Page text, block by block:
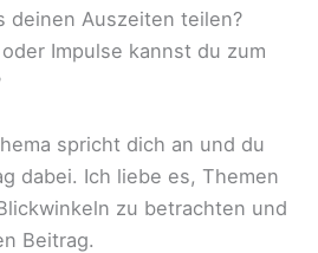
deinen Auszeiten teilen?
Impulse kannst du zum
spricht dich an und du
dabei. Ich liebe es, Themen
zu betrachten und
Beitrag.